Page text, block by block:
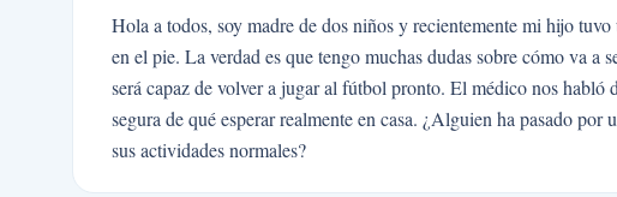
Hola a todos, soy madre de dos niños y recientemente mi hijo
en el pie. La verdad es que tengo muchas dudas sobre cómo va
será capaz de volver a jugar al fútbol pronto. El médico nos habló
segura de qué esperar realmente en casa. ¿Alguien ha pasado
sus actividades normales?